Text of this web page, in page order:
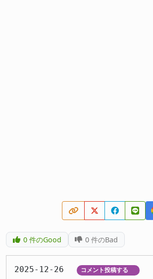
0件のGood 0 件のBad
2025-12-26 コメント投稿する